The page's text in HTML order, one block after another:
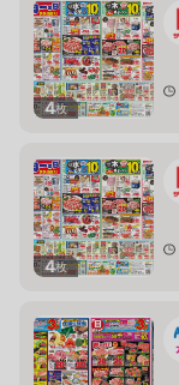
4枚
4枚